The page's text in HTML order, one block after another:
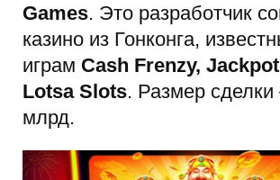
Games. Это разработчик
казино из Гонконга,
играм Cash Frenzy,
Lotsa Slots. Размер
млрд.